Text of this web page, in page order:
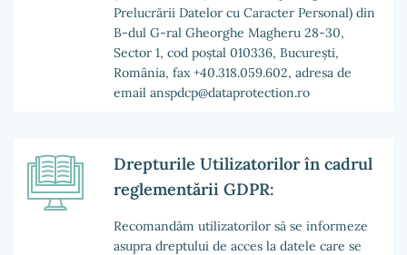
Prelucrării Datelor cu Caracter Personal) din
B-dul G-ral Gheorghe Magheru 28-30,
Sector 1, cod poștal 010336, București,
România, fax +40.318.059.602, adresa de
email anspdcp@dataprotection.ro
Drepturile Utilizatorilor în cadrul
reglementării GDPR:
Recomandăm utilizatorilor să se informeze
asupra dreptului de acces la datele care se